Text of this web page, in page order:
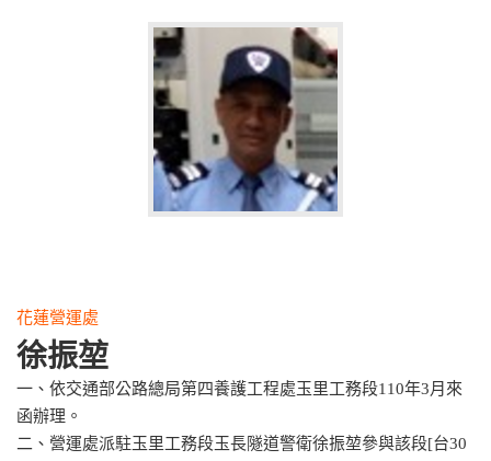
花蓮營運處
徐振堃
一、依交通部公路總局第四養護工程處玉里工務段110年3月來
函辦理。
二、營運處派駐玉里工務段玉長隧道警衛徐振堃參與該段[台30